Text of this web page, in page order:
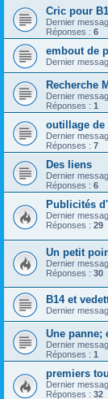
Cric pour
Dernier
Réponses : 6
embout de
Dernier
Recherche
Dernier
Réponses : 1
outillage de
Dernier
Réponses : 7
Des liens
Dernier
Réponses : 6
Publicités
Dernier
Réponses : 29
Un petit
Dernier
Réponses : 30
B14 et
Dernier
Une panne;
Dernier
Réponses : 1
premiers
Dernier
Réponses : 32